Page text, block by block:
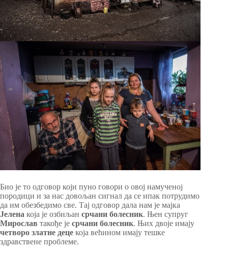
Био је то одговор који пуно говори о овој намученој
породици и за нас довољан сигнал да се ипак потрудимо
да им обезбедимо све. Тај одговор дала нам је мајка
Јелена која је озбиљан срчани болесник. Њен супруг
Мирослав такође је срчани болесник. Њих двоје имају
четворо златне деце која већином имају тешке
здравствене проблеме.